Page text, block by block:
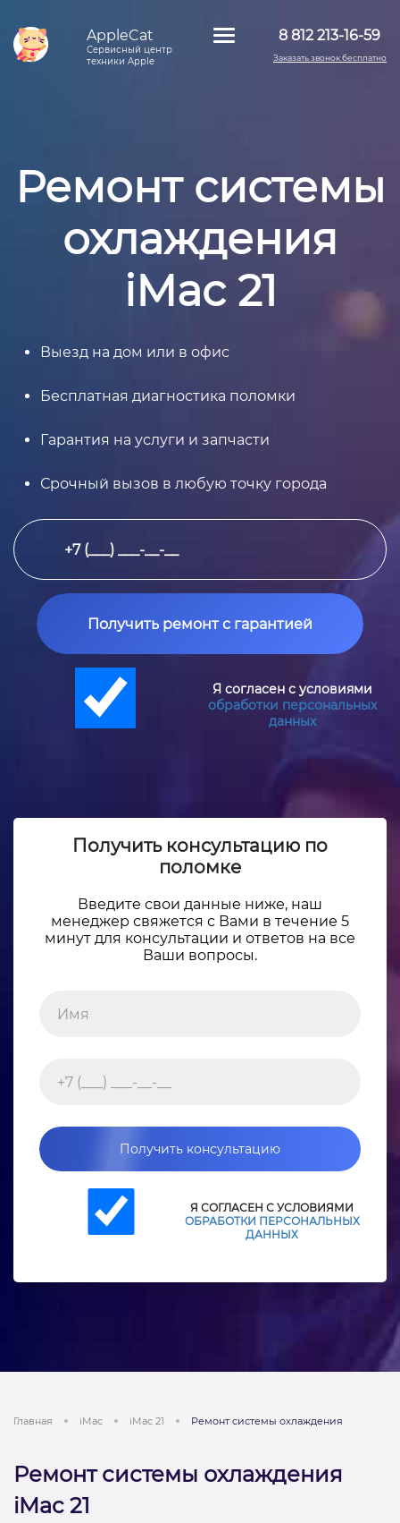
AppleCat
Сервисный центр
техники Apple
8 812 213-16-59
Заказать звонок бесплатно
Ремонт системы
охлаждения
iMac 21
Выезд на дом или в офис
Бесплатная диагностика поломки
Гарантия на услуги и запчасти
Срочный вызов в любую точку города
Получить ремонт с гарантией
Я согласен с условиями
обработки персональных
данных
Получить консультацию по
поломке
Введите свои данные ниже, наш
менеджер свяжется с Вами в течение 5
минут для консультации и ответов на все
Ваши вопросы.
Получить консультацию
Я СОГЛАСЕН С УСЛОВИЯМИ
ОБРАБОТКИ ПЕРСОНАЛЬНЫХ
ДАННЫХ
Главная iMac iMac 21 Ремонт системы охлаждения
Ремонт системы охлаждения
iMac 21